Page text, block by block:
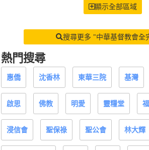
顯示全部區域
搜尋更多 "中華基督教會全
熱門搜尋
惠僑 沈香林 東華三院 基灣
啟思 佛教 明愛 靈糧堂
浸信會 聖保祿 聖公會 林大輝